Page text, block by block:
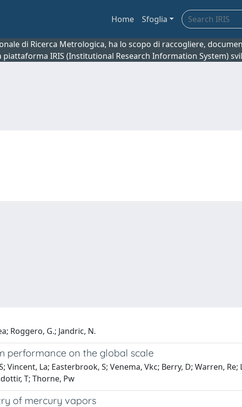
Home Sfoglia
di Ricerca Metrologica, ha lo scopo di raccogliere,
IRIS (Institutional Research Information System)
Roggero, G.; Jandric, N.
performance on the global scale
Vincent, La; Easterbrook, S; Venema, Vkc; Berry, D; Warren,
T; Thorne, Pw
of mercury vapors